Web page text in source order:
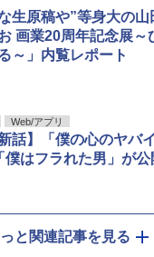
生原稿や”等身大の山
画業20周年記念展～
～」内覧レポート
Web/アプリ
新話】「僕の心のヤバ
僕はフラれた男」が公
と関連記事を見る